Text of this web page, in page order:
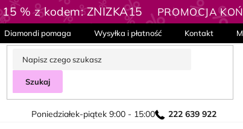
% z kodem: ZNIZKA15 PROMOCJA
Diamondi pomaga Wysyłka i płatność Kontakt
Szukaj
Poniedziałek-piątek 9:00 - 15:00 222 639 922